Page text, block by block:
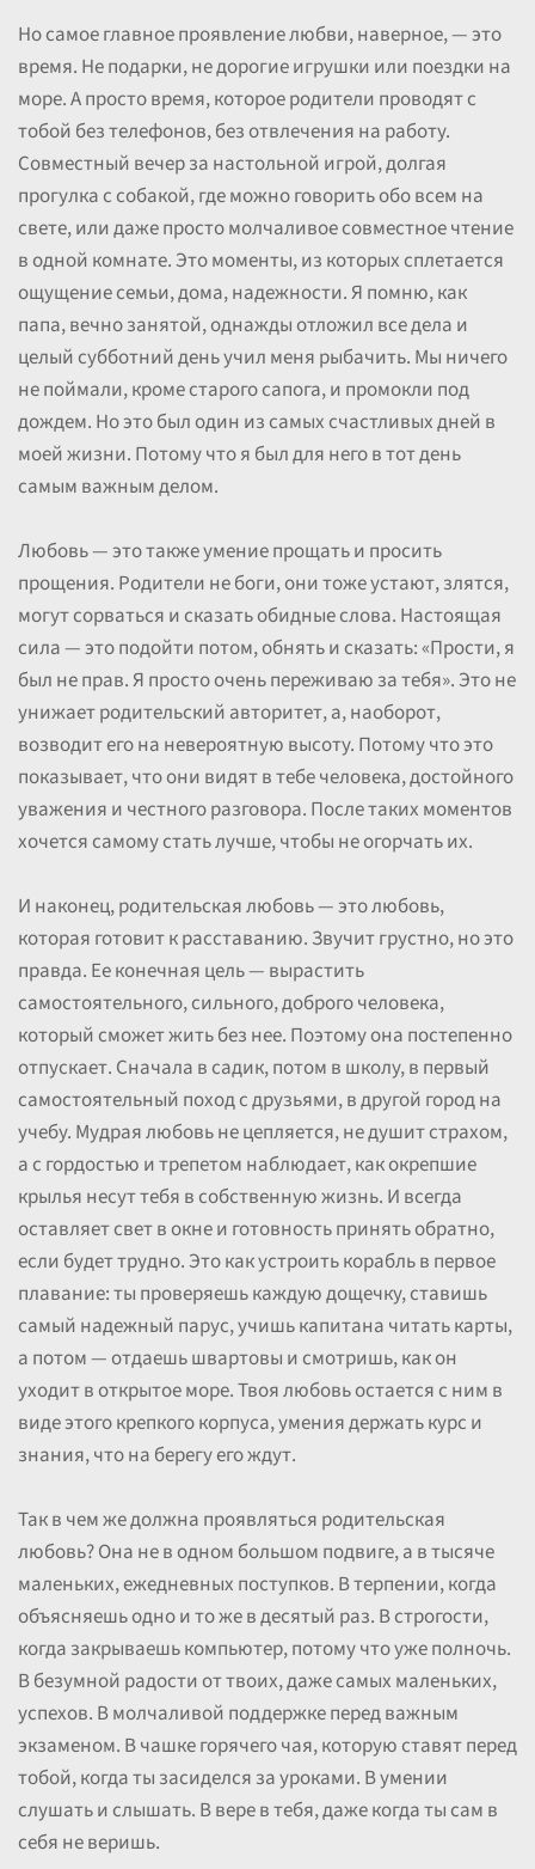
Но самое главное проявление любви, наверное, — это
время. Не подарки, не дорогие игрушки или поездки на
море. А просто время, которое родители проводят с
тобой без телефонов, без отвлечения на работу.
Совместный вечер за настольной игрой, долгая
прогулка с собакой, где можно говорить обо всем на
свете, или даже просто молчаливое совместное чтение
в одной комнате. Это моменты, из которых сплетается
ощущение семьи, дома, надежности. Я помню, как
папа, вечно занятой, однажды отложил все дела и
целый субботний день учил меня рыбачить. Мы ничего
не поймали, кроме старого сапога, и промокли под
дождем. Но это был один из самых счастливых дней в
моей жизни. Потому что я был для него в тот день
самым важным делом.
Любовь — это также умение прощать и просить
прощения. Родители не боги, они тоже устают, злятся,
могут сорваться и сказать обидные слова. Настоящая
сила — это подойти потом, обнять и сказать: «Прости, я
был не прав. Я просто очень переживаю за тебя». Это не
унижает родительский авторитет, а, наоборот,
возводит его на невероятную высоту. Потому что это
показывает, что они видят в тебе человека, достойного
уважения и честного разговора. После таких моментов
хочется самому стать лучше, чтобы не огорчать их.
И наконец, родительская любовь — это любовь,
которая готовит к расставанию. Звучит грустно, но это
правда. Ее конечная цель — вырастить
самостоятельного, сильного, доброго человека,
который сможет жить без нее. Поэтому она постепенно
отпускает. Сначала в садик, потом в школу, в первый
самостоятельный поход с друзьями, в другой город на
учебу. Мудрая любовь не цепляется, не душит страхом,
а с гордостью и трепетом наблюдает, как окрепшие
крылья несут тебя в собственную жизнь. И всегда
оставляет свет в окне и готовность принять обратно,
если будет трудно. Это как устроить корабль в первое
плавание: ты проверяешь каждую дощечку, ставишь
самый надежный парус, учишь капитана читать карты,
а потом — отдаешь швартовы и смотришь, как он
уходит в открытое море. Твоя любовь остается с ним в
виде этого крепкого корпуса, умения держать курс и
знания, что на берегу его ждут.
Так в чем же должна проявляться родительская
любовь? Она не в одном большом подвиге, а в тысяче
маленьких, ежедневных поступков. В терпении, когда
объясняешь одно и то же в десятый раз. В строгости,
когда закрываешь компьютер, потому что уже полночь.
В безумной радости от твоих, даже самых маленьких,
успехов. В молчаливой поддержке перед важным
экзаменом. В чашке горячего чая, которую ставят перед
тобой, когда ты засиделся за уроками. В умении
слушать и слышать. В вере в тебя, даже когда ты сам в
себя не веришь.